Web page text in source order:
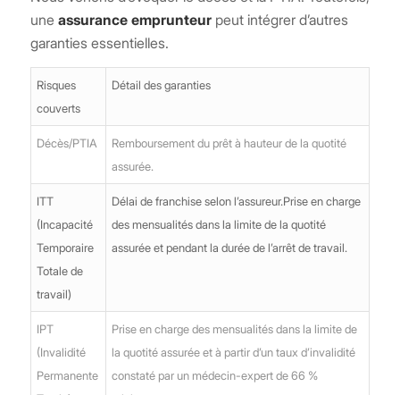
une assurance emprunteurpeut intégrer d’autres
garanties essentielles.
Risques
couverts
Détail des garanties
Décès/PTIA
Remboursement du prêt à hauteur de la quotité
assurée.
ITT
(Incapacité
Temporaire
Totale de
travail)
Délai de franchise selon l’assureur.Prise en charge
des mensualités dans la limite de la quotité
assurée et pendant la durée de l’arrêt de travail.
IPT
(Invalidité
Permanente
Prise en charge des mensualités dans la limite de
la quotité assurée et à partir d’un taux d’invalidité
constaté par un médecin-expert de 66 %